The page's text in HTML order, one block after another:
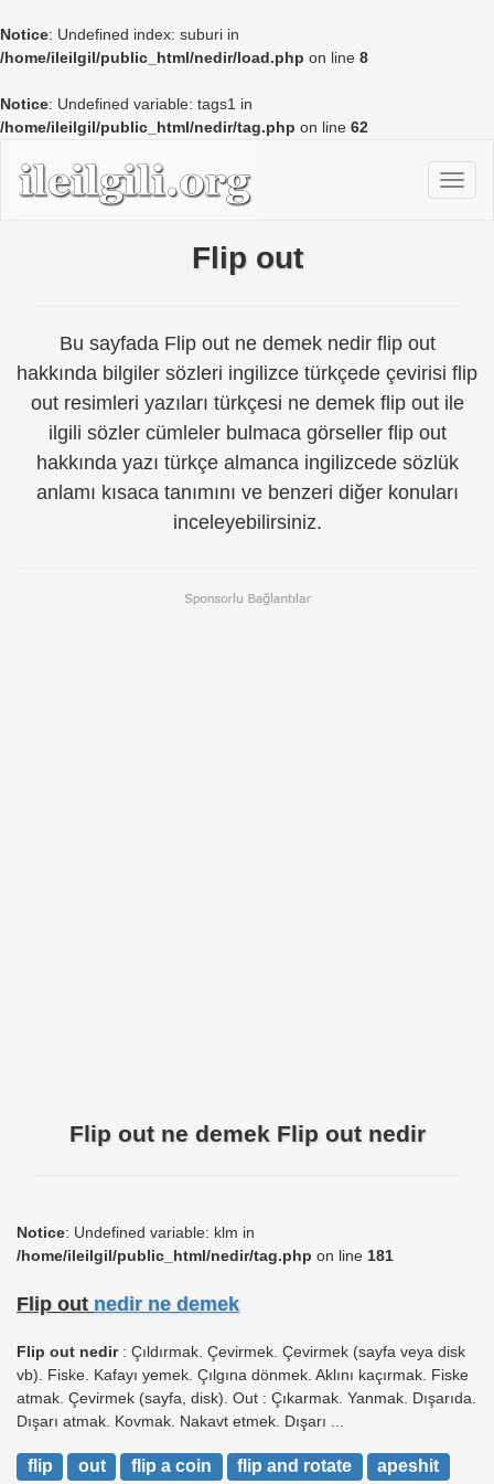
Notice: Undefined index: suburi in
/home/ileilgil/public_html/nedir/load.php on line 8
Notice: Undefined variable: tags1 in
/home/ileilgil/public_html/nedir/tag.php on line 62
Flip out
Bu sayfada Flip out ne demek nedir flip out
hakkında bilgiler sözleri ingilizce türkçede çevirisi flip
out resimleri yazıları türkçesi ne demek flip out ile
ilgili sözler cümleler bulmaca görseller flip out
hakkında yazı türkçe almanca ingilizcede sözlük
anlamı kısaca tanımını ve benzeri diğer konuları
inceleyebilirsiniz.
Flip out ne demek Flip out nedir
Notice: Undefined variable: klm in
/home/ileilgil/public_html/nedir/tag.php on line 181
Flip out nedir ne demek
Flip out nedir: Çıldırmak. Çevirmek. Çevirmek (sayfa veya disk
vb). Fiske. Kafayı yemek. Çılgına dönmek. Aklını kaçırmak. Fiske
atmak. Çevirmek (sayfa, disk). Out : Çıkarmak. Yanmak. Dışarıda.
Dışarı atmak. Kovmak. Nakavt etmek. Dışarı ...
flip out flip a coin flip and rotate apeshit